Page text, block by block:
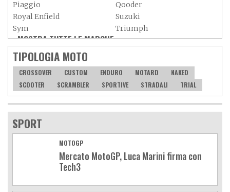
Piaggio
Qooder
Royal Enfield
Suzuki
Sym
Triumph
Vespa
Yamaha
Adiva
Aeon
Axy
Baotian
MOSTRA TUTTE LE MARCHE »
TIPOLOGIA MOTO
CROSSOVER CUSTOM ENDURO MOTARD
NAKED
SCOOTER
SCRAMBLER SPORTIVE STRADALI TRIAL
SPORT
MOTOGP
Mercato MotoGP, Luca Marini firma con
Tech3